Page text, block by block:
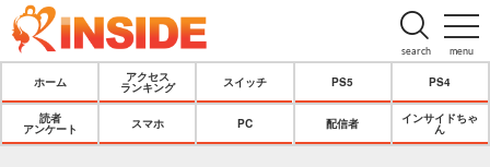
menu
search
ホーム
アクセス
ランキング
スイッチ PS5 PS4
読者
アンケート
スマホ PC 配信者
インサイドちゃ
ん